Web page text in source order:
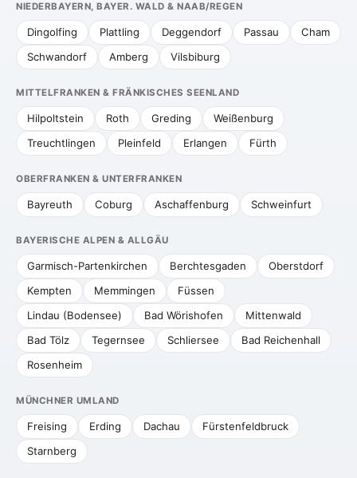
NIEDERBAYERN, BAYER. WALD & NAAB/REGEN
Dingolfing Plattling Deggendorf Passau
Cham
Schwandorf
Amberg Vilsbiburg
MITTELFRANKEN & FRÄNKISCHES SEENLAND
Hilpoltstein Roth Greding
Weißenburg
Treuchtlingen
Pleinfeld Erlangen Fürth
OBERFRANKEN & UNTERFRANKEN
Bayreuth Coburg Aschaffenburg Schweinfurt
BAYERISCHE ALPEN & ALLGÄU
Garmisch-Partenkirchen Berchtesgaden
Oberstdorf
Kempten
Memmingen
Füssen
Lindau (Bodensee)
Bad Wörishofen
Mittenwald
Bad Tölz
Tegernsee Schliersee
Bad Reichenhall
Rosenheim
MÜNCHNER UMLAND
Freising Erding Dachau
Fürstenfeldbruck
Starnberg